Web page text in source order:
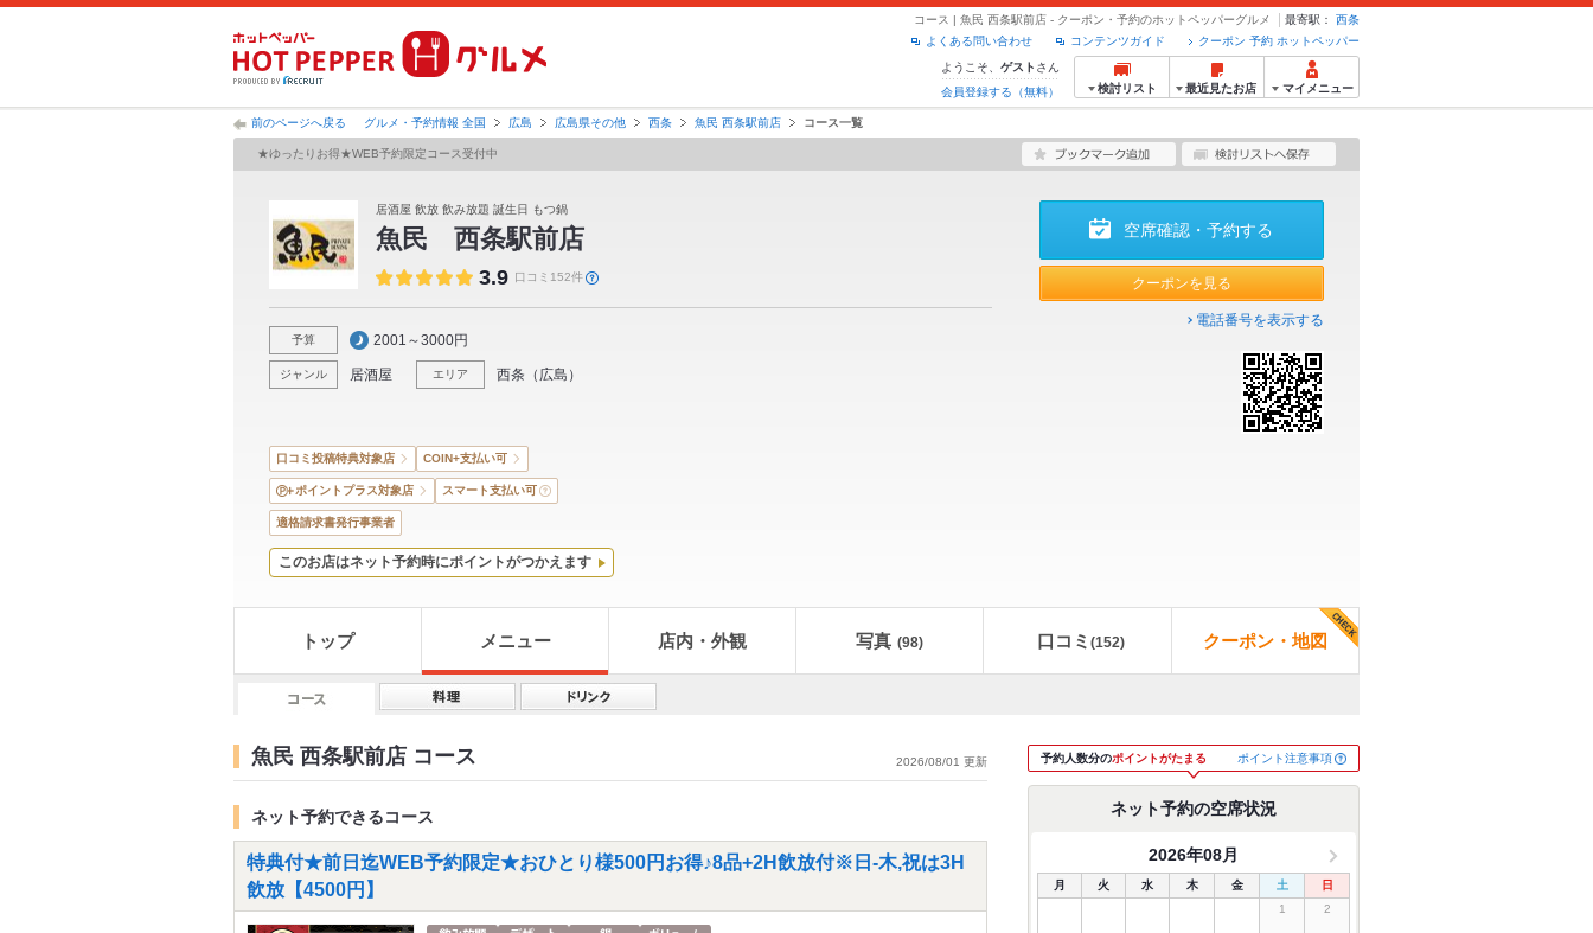
コース | 魚民 西条駅前店 - クーポン・予約のホットペッパーグルメ 最寄駅：
西条
クーポン 予約 ホットペッパー
コンテンツガイド
よくある問い合わせ
ようこそ、 ゲスト さん
会員登録する（無料）
検討リスト 最近見たお店 マイメニュー
前のページへ戻る グルメ・予約情報 全国 広島 広島県その他 西条 魚民 西条駅前店 コース一覧
★ゆったりお得★WEB予約限定コース受付中
居酒屋 飲放 飲み放題 誕生日 もつ鍋
魚民 西条駅前店
3.9 口コミ152件
予算 2001～3000円
ジャンル 居酒屋 エリア 西条 （ 広島 ）
空席確認・予約する
クーポンを見る
電話番号を表示する
口コミ投稿特典対象店 COIN+支払い可
ポイントプラス対象店 スマート支払い可
適格請求書発行事業者
このお店はネット予約時にポイントがつかえます
トップ メニュー 店内・外観 写真 (98) 口コミ (152) クーポン・地図
魚民 西条駅前店 コース 2026/08/01 更新
ネット予約できるコース
特典付★前日迄WEB予約限定★おひとり様500円お得♪8品+2H飲放付※日-木,祝は3H
飲放【4500円】
予約人数分のポイントがたまる ポイント注意事項
ネット予約の空席状況
2026年08月
月 火 水 木 金 土
日
1
2